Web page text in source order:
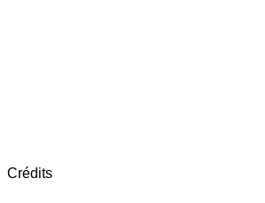
Crédits